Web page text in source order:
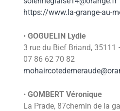
https://www.la-grange-au-
• GOGUELIN Lydie
3 rue du Bief Briand, 35111
07 86 62 70 82
• GOMBERT Véronique
La Prade, 87chemin de la